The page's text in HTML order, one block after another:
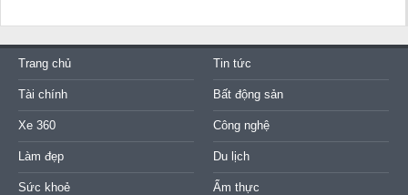
Trang chủ Tin tức
Tài chính Bất động sản
Xe 360 Công nghệ
Làm đẹp Du lịch
Sức khoẻ Ẩm thực